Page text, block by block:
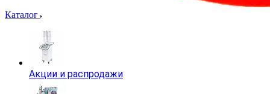
Каталог
Акции и распродажи